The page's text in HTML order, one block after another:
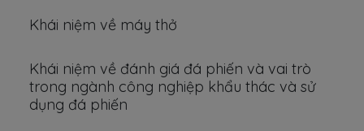
Khái niệm về máy thở
Khái niệm về đánh giá đá phiến và vai trò
trong ngành công nghiệp khẩu thác và sử
dụng đá phiến